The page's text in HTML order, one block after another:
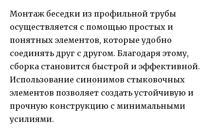
Монтаж беседки из профильной трубы
осуществляется с помощью простых и
понятных элементов, которые удобно
соединять друг с другом. Благодаря этому,
сборка становится быстрой и эффективной.
Использование синонимов стыковочных
элементов позволяет создать устойчивую и
прочную конструкцию с минимальными
усилиями.